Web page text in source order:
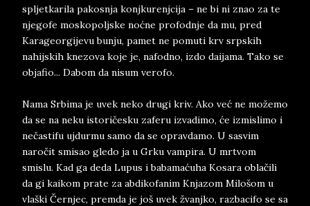
spljetkarila pakosnja konjkurenjcija – ne bi ni znao za te
njegofe moskopoljske noćne profodnje da mu, pred
Karageorgijevu bunju, pamet ne pomuti krv srpskih
nahijskih knezova koje je, nafodno, izdo daijama. Tako se
objafio... Dabom da nisum verofo.
Nama Srbima je uvek neko drugi kriv. Ako već ne možemo
da se na neku istoričesku zaferu izvadimo, će izmislimo i
nečastifu ujdurmu samo da se opravdamo. U sasvim
naročit smisao gledo ja u Grku vampira. U mrtvom
smislu. Kad ga deda Lupus i babamaćuha Kosara oblačili
da gi kaikom prate za abdikofanim Knjazom Milošom u
vlaški Černjec, premda je još uvek žvanjko, razbacifo se sa